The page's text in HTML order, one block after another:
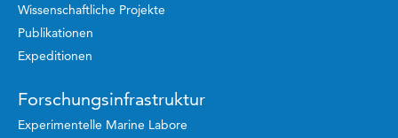
Wissenschaftliche Projekte
Publikationen
Expeditionen
Forschungsinfrastruktur
Experimentelle Marine Labore